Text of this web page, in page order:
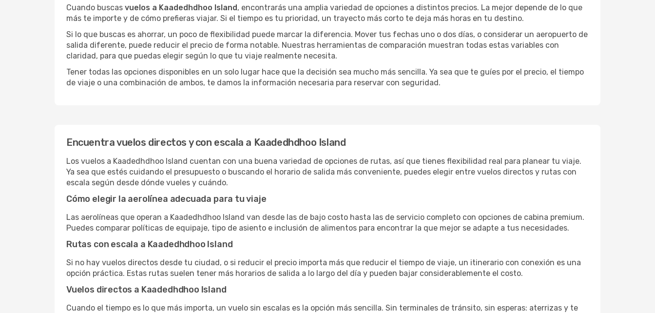
Cuando buscas vuelos a Kaadedhdhoo Island, encontrarás una amplia variedad de opciones a distintos precios. La mejor depende de lo que
más te importe y de cómo prefieras viajar. Si el tiempo es tu prioridad, un trayecto más corto te deja más horas en tu destino.
Si lo que buscas es ahorrar, un poco de flexibilidad puede marcar la diferencia. Mover tus fechas uno o dos días, o considerar un aeropuerto de
salida diferente, puede reducir el precio de forma notable. Nuestras herramientas de comparación muestran todas estas variables con
claridad, para que puedas elegir según lo que tu viaje realmente necesita.
Tener todas las opciones disponibles en un solo lugar hace que la decisión sea mucho más sencilla. Ya sea que te guíes por el precio, el tiempo
de viaje o una combinación de ambos, te damos la información necesaria para reservar con seguridad.
Encuentra vuelos directos y con escala a Kaadedhdhoo Island
Los vuelos a Kaadedhdhoo Island cuentan con una buena variedad de opciones de rutas, así que tienes flexibilidad real para planear tu viaje.
Ya sea que estés cuidando el presupuesto o buscando el horario de salida más conveniente, puedes elegir entre vuelos directos y rutas con
escala según desde dónde vueles y cuándo.
Cómo elegir la aerolínea adecuada para tu viaje
Las aerolíneas que operan a Kaadedhdhoo Island van desde las de bajo costo hasta las de servicio completo con opciones de cabina premium.
Puedes comparar políticas de equipaje, tipo de asiento e inclusión de alimentos para encontrar la que mejor se adapte a tus necesidades.
Rutas con escala a Kaadedhdhoo Island
Si no hay vuelos directos desde tu ciudad, o si reducir el precio importa más que reducir el tiempo de viaje, un itinerario con conexión es una
opción práctica. Estas rutas suelen tener más horarios de salida a lo largo del día y pueden bajar considerablemente el costo.
Vuelos directos a Kaadedhdhoo Island
Cuando el tiempo es lo que más importa, un vuelo sin escalas es la opción más sencilla. Sin terminales de tránsito, sin esperas: aterrizas y te